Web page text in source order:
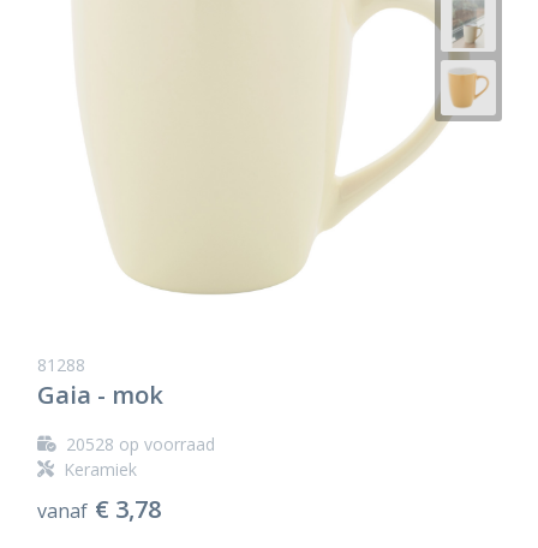
81288
Gaia - mok
20528 op voorraad
Keramiek
vanaf € 3,78